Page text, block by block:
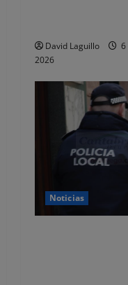
David Laguillo
6
2026
Noticias